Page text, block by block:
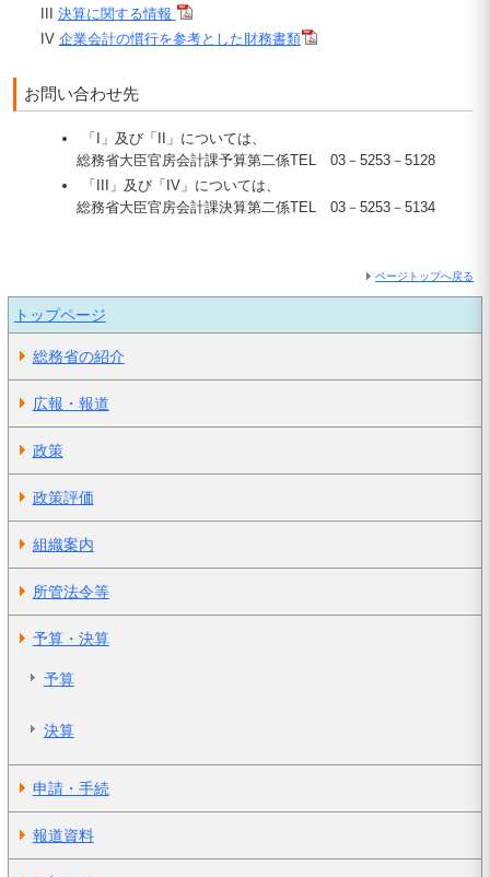
決算に関する情報
IV 企業会計の慣行を参考とした財務書類
お問い合わせ先
「I」及び「II」については、
総務省大臣官房会計課予算第二係TEL 03－5253－5128
「III」及び「IV」については、
総務省大臣官房会計課決算第二係TEL 03－5253－5134
ページトップへ戻る
トップページ
総務省の紹介
広報・報道
政策
政策評価
組織案内
所管法令等
予算・決算
予算
決算
申請・手続
報道資料